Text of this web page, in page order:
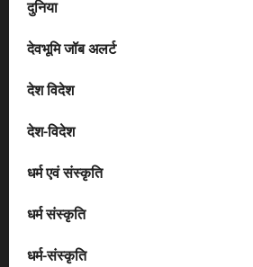
दुनिया
देवभूमि जॉब अलर्ट
देश विदेश
देश-विदेश
धर्म एवं संस्कृति
धर्म संस्कृति
धर्म-संस्कृति